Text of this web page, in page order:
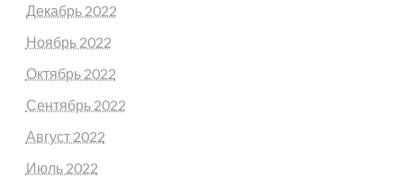
Декабрь 2022
Ноябрь 2022
Октябрь 2022
Сентябрь 2022
Август 2022
Июль 2022